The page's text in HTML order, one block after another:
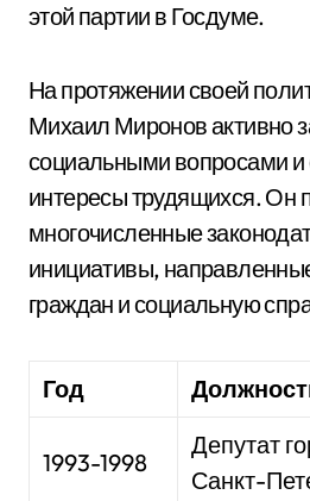
этой партии в Госдуме.
На протяжении своей
Михаил Миронов активно
социальными вопросами и
интересы трудящихся. Он
многочисленные
инициативы,
граждан и социальную
Год
1993-1998
Депутат
Санкт-